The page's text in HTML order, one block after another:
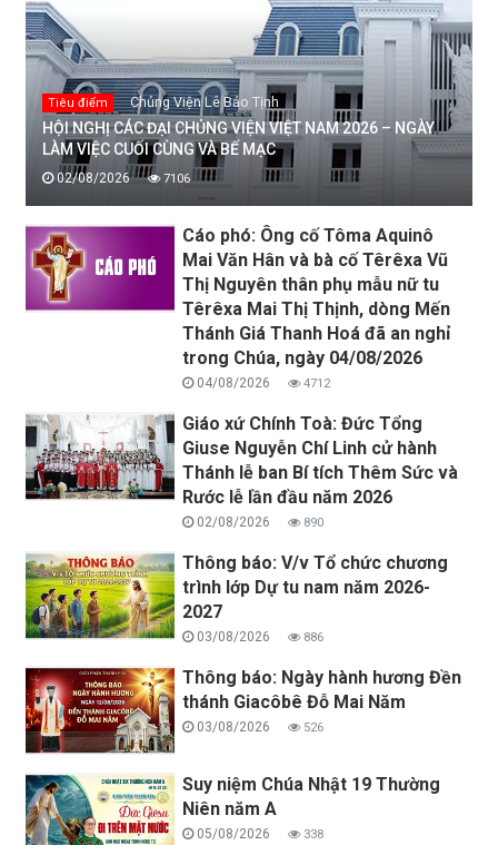
Tiêu điểm Chủng Viện Lê Bảo Tịnh
HỘI NGHỊ CÁC ĐẠI CHỦNG VIỆN VIỆT NAM 2026 – NGÀY
LÀM VIỆC CUỐI CÙNG VÀ BẾ MẠC
02/08/2026 7106
Cáo phó: Ông cố Tôma Aquinô
Mai Văn Hân và bà cố Têrêxa Vũ
Thị Nguyên thân phụ mẫu nữ tu
Têrêxa Mai Thị Thịnh, dòng Mến
Thánh Giá Thanh Hoá đã an nghỉ
trong Chúa, ngày 04/08/2026
04/08/2026 4712
Giáo xứ Chính Toà: Đức Tổng
Giuse Nguyễn Chí Linh cử hành
Thánh lễ ban Bí tích Thêm Sức và
Rước lễ lần đầu năm 2026
02/08/2026 890
Thông báo: V/v Tổ chức chương
trình lớp Dự tu nam năm 2026-
2027
03/08/2026 886
Thông báo: Ngày hành hương Đền
thánh Giacôbê Đỗ Mai Năm
03/08/2026 526
Suy niệm Chúa Nhật 19 Thường
Niên năm A
05/08/2026 338